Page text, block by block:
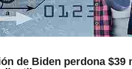
de Biden perdona $39